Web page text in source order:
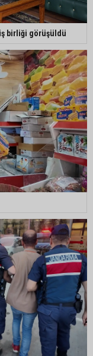
final heyecanı
Parkı’nda bakım
Yüreğir çıkışı:
ne yaptınız?
birliği görüşüldü